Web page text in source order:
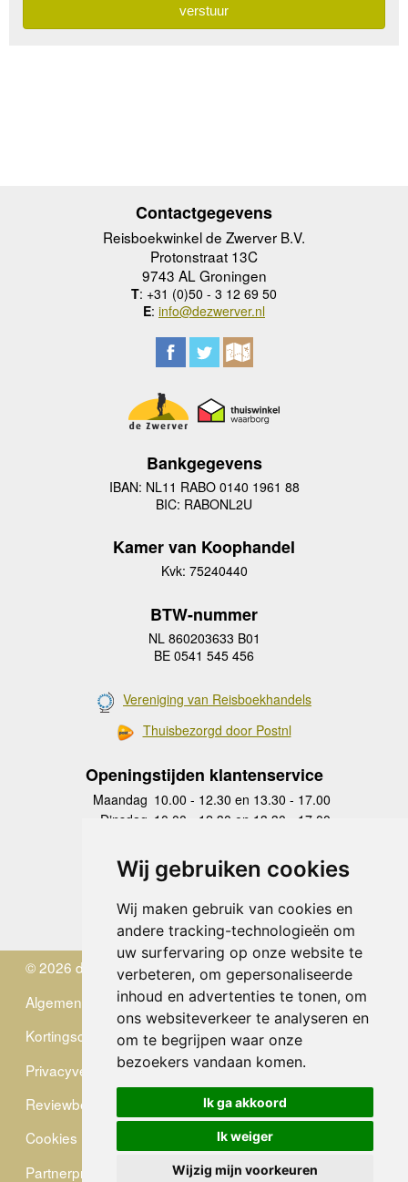
Wij gebruiken cookies
Wij maken gebruik van cookies en
andere tracking-technologieën om
uw surfervaring op onze website te
verbeteren, om gepersonaliseerde
inhoud en advertenties te tonen, om
ons websiteverkeer te analyseren en
om te begrijpen waar onze
bezoekers vandaan komen.
Ik ga akkoord
Ik weiger
Wijzig mijn voorkeuren
Contactgegevens
Reisboekwinkel de Zwerver B.V.
Protonstraat 13C
9743 AL Groningen
T: +31 (0)50 - 3 12 69 50
E: info@dezwerver.nl
Bankgegevens
IBAN: NL11 RABO 0140 1961 88
BIC: RABONL2U
Kamer van Koophandel
Kvk: 75240440
BTW-nummer
NL 860203633 B01
BE 0541 545 456
Vereniging van Reisboekhandels
Thuisbezorgd door Postnl
Openingstijden klantenservice
Maandag 10.00 - 12.30 en 13.30 - 17.00
Dinsdag 10.00 - 12.30 en 13.30 - 17.00
Donderdag
10.00 - 12.30 en 13.30 - 17.00
Vrijdag 10.00 - 12.30 en 13.30 - 17.00
Zaterdag
gesloten
Zondag gesloten
© 2026 de Zwerver
Algemene Voorwaarden
Kortingscode
Privacyverklaring
Reviewbeleid
Cookies
Partnerprogramma